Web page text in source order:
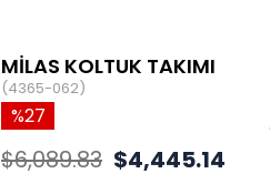
MİLAS KOLTUK TAKIMI
(4365-062)
27
$6,089.83 $4,445.14